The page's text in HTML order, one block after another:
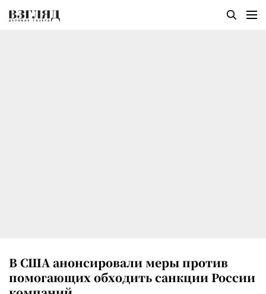
В США анонсировали меры против
помогающих обходить санкции России